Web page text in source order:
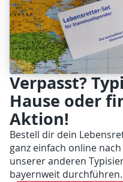
Verpasst?
Hause oder
Aktion!
Bestell dir dein
ganz einfach online
unserer anderen
bayernweit durchführen.